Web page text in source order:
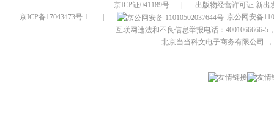
京ICP证041189号
出版物经营许可证 新出
京ICP备17043473号-1
京公网安备
互联网违法和不良信息举报电话：4001066666-5
北京当当科文电子商务有限公司